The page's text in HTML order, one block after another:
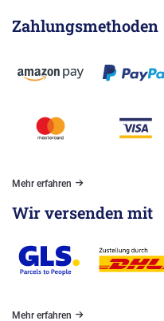
Zahlungsmethoden
Mehr erfahren
Wir versenden mit
Mehr erfahren